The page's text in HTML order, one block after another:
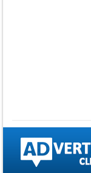
Hemin Sare Aa
Sulangak